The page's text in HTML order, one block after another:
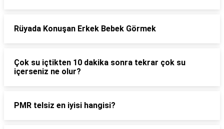
Rüyada Konuşan Erkek Bebek Görmek
Çok su içtikten 10 dakika sonra tekrar çok su
içerseniz ne olur?
PMR telsiz en iyisi hangisi?